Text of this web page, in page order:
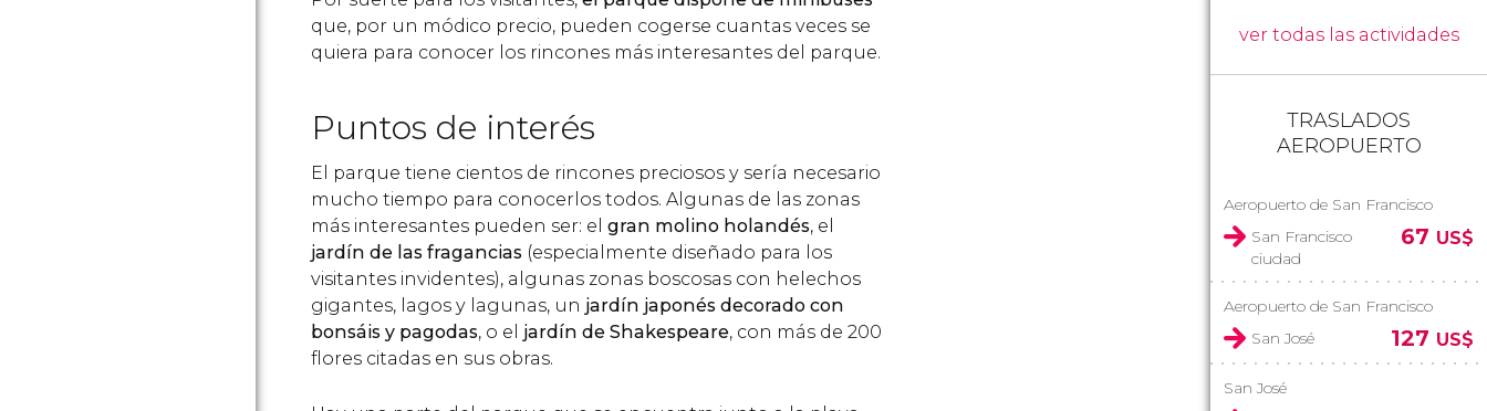
que, por un módico precio, pueden cogerse cuantas veces se
quiera para conocer los rincones más interesantes del parque.
Puntos de interés
El parque tiene cientos de rincones preciosos y sería necesario
mucho tiempo para conocerlos todos. Algunas de las zonas
más interesantes pueden ser: el gran molino holandés, el
jardín de las fragancias (especialmente diseñado para los
visitantes invidentes), algunas zonas boscosas con helechos
gigantes, lagos y lagunas, un jardín japonés decorado con
bonsáis y pagodas, o el jardín de Shakespeare, con más de 200
flores citadas en sus obras.
ver todas las actividades
TRASLADOS
AEROPUERTO
Aeropuerto de San Francisco
San Francisco
ciudad
67 US$
Aeropuerto de San Francisco
San José
127 US$
San José